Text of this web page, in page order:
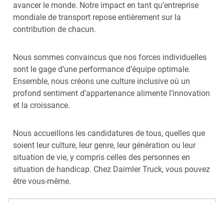
avancer le monde. Notre impact en tant qu’entreprise
mondiale de transport repose entièrement sur la
contribution de chacun.
Nous sommes convaincus que nos forces individuelles
sont le gage d’une performance d’équipe optimale.
Ensemble, nous créons une culture inclusive où un
profond sentiment d’appartenance alimente l’innovation
et la croissance.
Nous accueillons les candidatures de tous, quelles que
soient leur culture, leur genre, leur génération ou leur
situation de vie, y compris celles des personnes en
situation de handicap. Chez Daimler Truck, vous pouvez
être vous-même.